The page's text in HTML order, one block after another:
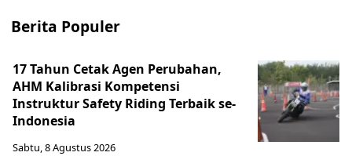
Berita Populer
17 Tahun Cetak Agen Perubahan,
AHM Kalibrasi Kompetensi
Instruktur Safety Riding Terbaik se-
Indonesia
Sabtu, 8 Agustus 2026